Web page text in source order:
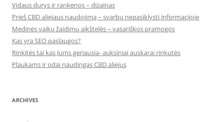
Vidaus durys ir rankenos – dizainas
Prieš CBD aliejaus naudojimą – svarbu nepasiklysti informacijoje
Medinės vaikų žaidimų aikštelės – vasariškos pramogos
Kas yra SEO paslaugos?
Rinkitės tai kas Jums geriausia- auksiniai auskarai rinkutės
Plaukams ir odai naudingas CBD aliejus
ARCHIVES